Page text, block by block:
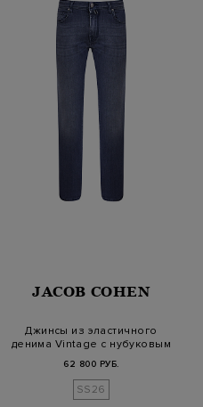
JACOB COHEN
Джинсы из эластичного
денима Vintage с нубуковым
62 800 РУБ.
SS26